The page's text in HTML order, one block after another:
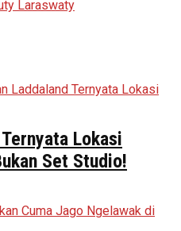
Lokasi
Set Studio!